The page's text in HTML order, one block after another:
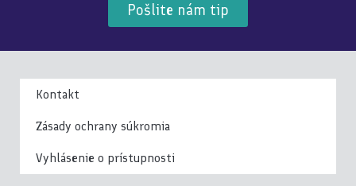
Pošlite nám tip
Kontakt
Zásady ochrany súkromia
Vyhlásenie o prístupnosti